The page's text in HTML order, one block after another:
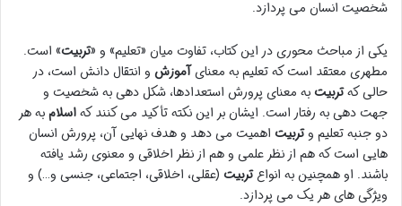
شخصیت انسان می پردازد.
یکی از مباحث محوری در این کتاب، تفاوت میان «تعلیم» و «تربیت» است.
مطهری معتقد است که تعلیم به معنایآموزش و انتقال دانش است، در
حالی کهتربیتبه معنای پرورش استعدادها، شکل دهی به شخصیت و
جهت دهی به رفتار است. ایشان بر این نکته تأکید می کنند کهاسلامبه هر
دو جنبه تعلیم وتربیت اهمیت می دهد و هدف نهایی آن، پرورش انسان
هایی است که هم از نظر علمی و هم از نظر اخلاقی و معنوی رشد یافته
باشند. او همچنین به انواعتربیت (عقلی، اخلاقی، اجتماعی، جنسی و…) و
ویژگی های هر یک می پردازد.